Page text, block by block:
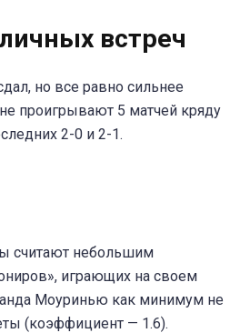
встреч
но все равно сильнее
проигрывают 5 матчей кряду
2-0 и 2-1.
считают небольшим
играющих на своем
Моуринью как минимум не
(коэффициент — 1.6).